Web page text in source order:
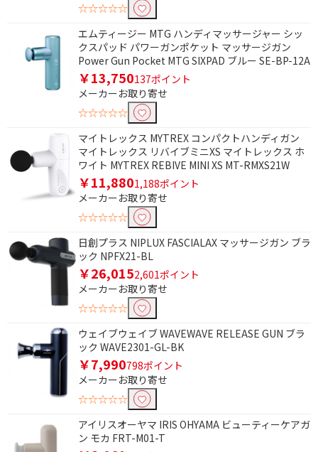
☆☆☆☆☆
エムティージー MTG ハンディマッサージャー シッ
クスパッド パワーガンポケット マッサージガン
Power Gun Pocket MTG SIXPAD ブルー SE-BP-12A
￥13,750137ポイント
メーカーお取り寄せ
☆☆☆☆☆
マイトレックス MYTREX コンパクトハンディガン
マイトレックス リバイブミニXS マイトレックス ホ
ワイト MYTREX REBIVE MINI XS MT-RMXS21W
￥11,8801,188ポイント
メーカーお取り寄せ
☆☆☆☆☆
日創プラス NIPLUX FASCIALAX マッサージガン ブラ
ック NPFX21-BL
￥26,0152,601ポイント
メーカーお取り寄せ
☆☆☆☆☆
ウェイブウェイブ WAVEWAVE RELEASE GUN ブラ
ック WAVE2301-GL-BK
￥7,990798ポイント
メーカーお取り寄せ
☆☆☆☆☆
アイリスオーヤマ IRIS OHYAMA ビューティーケアガ
ン モカ FRT-M01-T
フリーワードで絞り込む
除外する
除外する にチェックを入れると、指定したワード
を除外して検索します。
価格で絞り込む
円~
円
電源で絞り込む
充電式
タイプで絞り込む
振動型